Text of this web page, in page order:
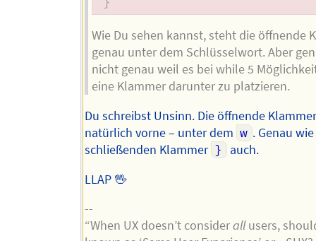
Wie Du sehen kannst, steht die öffnende
genau unter dem Schlüsselwort. Aber
nicht genau weil es bei while 5
eine Klammer darunter zu platzieren.
Du schreibst Unsinn. Die öffnende
natürlich vorne – unter dem w . Genau
schließenden Klammer }
auch.
LLAP 🖖
--
“When UX doesn’t considerallusers,